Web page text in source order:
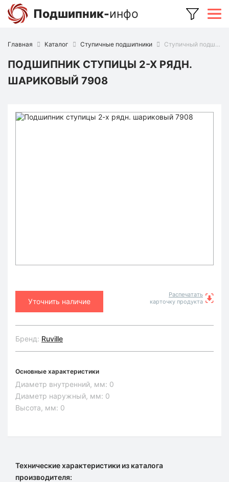
Подшипник-инфо
Главная Каталог Ступичные подшипники Ступичный подшипник 7908 (Ruville)
ПОДШИПНИК СТУПИЦЫ 2-Х РЯДН.
ШАРИКОВЫЙ 7908
Уточнить наличие
Распечатать
карточку продукта
Бренд: Ruville
Основные характеристики
Диаметр внутренний, мм: 0
Диаметр наружный, мм: 0
Высота, мм: 0
Технические характеристики из каталога
производителя: